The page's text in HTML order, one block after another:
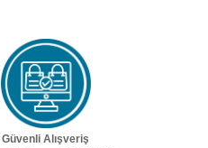
Güvenli Alışveriş